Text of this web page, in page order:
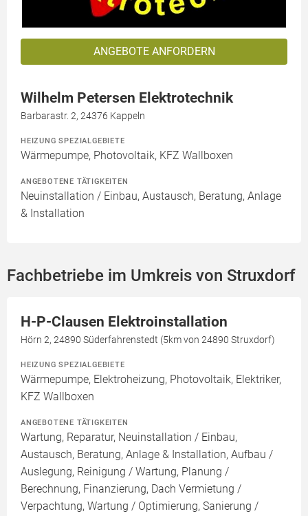
ANGEBOTE ANFORDERN
Wilhelm Petersen Elektrotechnik
Barbarastr. 2, 24376 Kappeln
HEIZUNG SPEZIALGEBIETE
Wärmepumpe, Photovoltaik, KFZ Wallboxen
ANGEBOTENE TÄTIGKEITEN
Neuinstallation / Einbau, Austausch, Beratung, Anlage
& Installation
Fachbetriebe im Umkreis von Struxdorf
H-P-Clausen Elektroinstallation
Hörn 2, 24890 Süderfahrenstedt (5km von 24890 Struxdorf)
HEIZUNG SPEZIALGEBIETE
Wärmepumpe, Elektroheizung, Photovoltaik, Elektriker,
KFZ Wallboxen
ANGEBOTENE TÄTIGKEITEN
Wartung, Reparatur, Neuinstallation / Einbau,
Austausch, Beratung, Anlage & Installation, Aufbau /
Auslegung, Reinigung / Wartung, Planung /
Berechnung, Finanzierung, Dach Vermietung /
Verpachtung, Wartung / Optimierung, Sanierung /